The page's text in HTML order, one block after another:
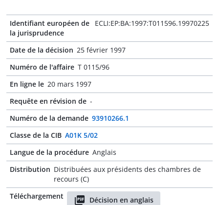
Identifiant européen de
la jurisprudence
ECLI:EP:BA:1997:T011596.19970225
Date de la décision 25 février 1997
Numéro de l'affaire T 0115/96
En ligne le 20 mars 1997
Requête en révision de -
Numéro de la demande 93910266.1
Classe de la CIB A01K 5/02
Langue de la procédure Anglais
Distribution Distribuées aux présidents des chambres de
recours (C)
Téléchargement
Décision en anglais